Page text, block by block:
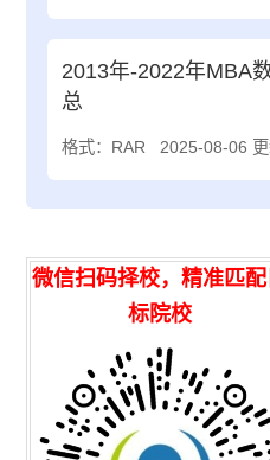
2013年-2022年MBA
总
格式：RAR 2025-08-06
微信扫码择校，精准匹配
标院校